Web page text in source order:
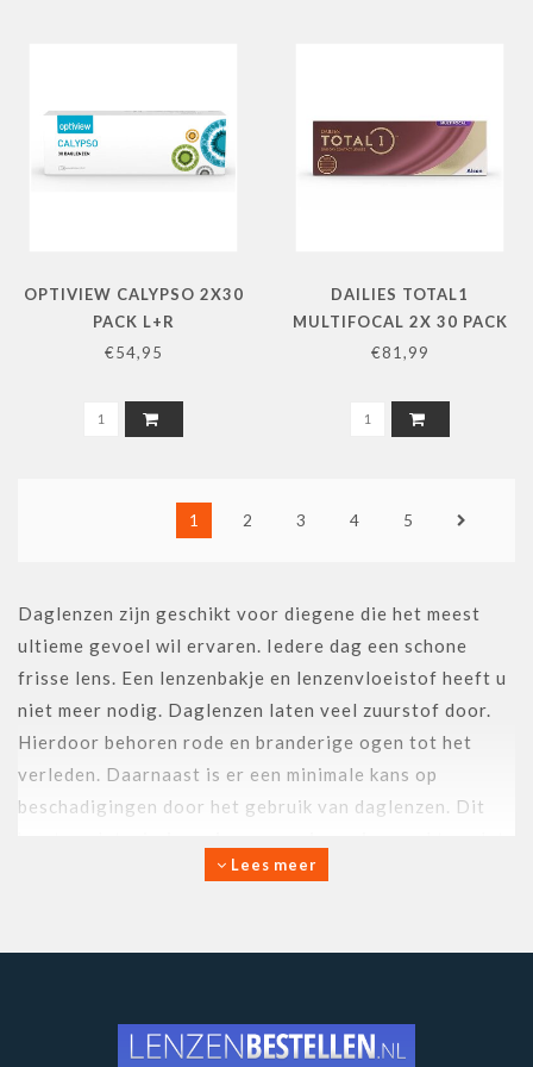
OPTIVIEW CALYPSO 2X30
PACK L+R
€54,95
DAILIES TOTAL1
MULTIFOCAL 2X 30 PACK
L+R
€81,99
1 2 3 4 5
Daglenzen zijn geschikt voor diegene die het meest
ultieme gevoel wil ervaren. Iedere dag een schone
frisse lens. Een lenzenbakje en lenzenvloeistof heeft u
niet meer nodig. Daglenzen laten veel zuurstof door.
Hierdoor behoren rode en branderige ogen tot het
verleden. Daarnaast is er een minimale kans op
beschadigingen door het gebruik van daglenzen. Dit
bacteriën geen kans hebben.
u niet merkt dat u lenzen in heeft. Voordelen van
Lees meer